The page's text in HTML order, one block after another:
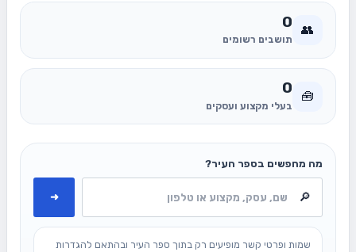
👥
0
תושבים רשומים
🧰
0
בעלי מקצוע ועסקים
מה מחפשים בספר העיר?
➜
שמות ופרטי קשר מופיעים רק בתוך ספר העיר ובהתאם להגדרות